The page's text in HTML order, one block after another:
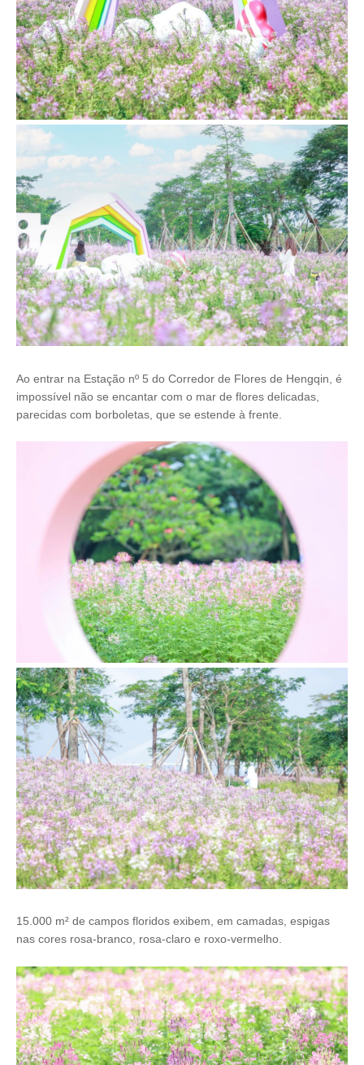
Ao entrar na Estação nº 5 do Corredor de Flores de Hengqin, é
impossível não se encantar com o mar de flores delicadas,
parecidas com borboletas, que se estende à frente.
15.000 m² de campos floridos exibem, em camadas, espigas
nas cores rosa-branco, rosa-claro e roxo-vermelho.